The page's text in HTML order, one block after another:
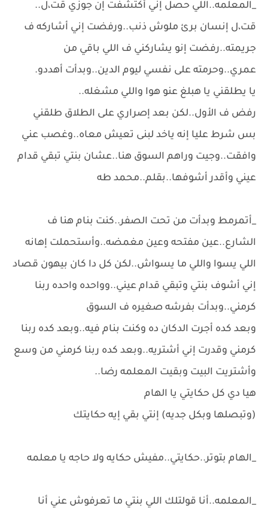
_المعلمه..اللي حصل إني أكتشفت إن جوزي قت،ل..
قت،ل إنسان برئ ملوش ذنب..ورفضت إني أشاركه ف
جريمته..رفضت إنو يشاركني ف اللي باقي من
عمري..وحرمته على نفسي ليوم الدين..وبدأت أهددو.
يا يطلقني يا هبلغ عنو هوا واللي مشغله..
رفض ف الأول..لكن بعد إصراري على الطلاق طلقني
بس شرط عليا إنه ياخد لبنى تعيش معاه..وغصب عني
وافقت..وجيت وراهم السوق هنا..عشان بنتي تبقي قدام
عيني وأقدر أشوفها..بقلم..محمد طه
_أتمرمط وبدأت من تحت الصفر..كنت بنام هنا ف
الشارع..عين مفتحه وعين مغمضه..وأستحملت إهانه
اللي يسوا واللي ما يسواش..لكن كل دا كان بيهون قصاد
إني أشوف بنتي وتبقي قدام عيني..وواحده واحده ربنا
كرمني..وبدأت بفرشه صغيره ف السوق
وبعد كده أجرت الدكان ده وكنت بنام فيه..وبعد كده ربنا
كرمني وقدرت إني أشتريه..وبعد كده ربنا كرمني من وسع
وأشتريت البيت وبقيت المعلمه رضا..
هيا دي كل حكايتي يا الهام
(وتبصلها وبكل جديه) إنتي بقي إيه حكايتك
_الهام بتوتر..حكايتي..مفيش حكايه ولا حاجه يا معلمه
_المعلمه..أنا قولتلك اللي بنتي ما تعرفوش عني أنا